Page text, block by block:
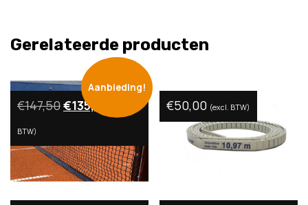
Gerelateerde producten
Aanbieding!
€147,50Oorspronkelijke
was:
€147,50.
€135,00
Huidige
is:
€135,00.
BTW)
€50,00 (excl. BTW)